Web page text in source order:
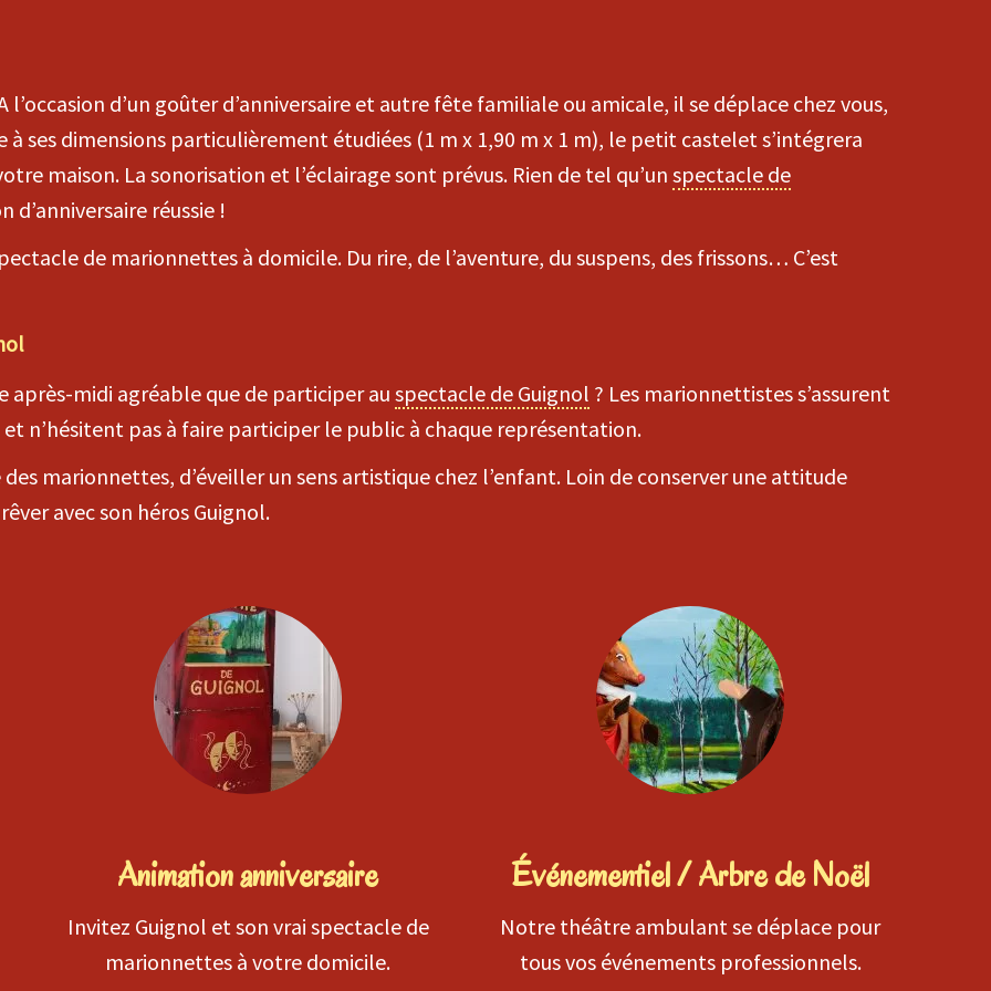
d’un goûter d’anniversaire et autre fête familiale ou amicale, il se déplace chez vous,
à ses dimensions particulièrement étudiées (1 m x 1,90 m x 1 m), le petit castelet s’intégrera
maison. La sonorisation et l’éclairage sont prévus. Rien de tel qu’unspectacle de
réussie !
de marionnettes à domicile. Du rire, de l’aventure, du suspens, des frissons… C’est
après-midi agréable que de participer au spectacle de Guignol ? Les marionnettistes s’assurent
n’hésitent pas à faire participer le public à chaque représentation.
marionnettes, d’éveiller un sens artistique chez l’enfant. Loin de conserver une attitude
avec son héros Guignol.
Animation anniversaire
Invitez Guignol et son vrai spectacle de
marionnettes à votre domicile.
Événementiel / Arbre de Noël
Notre théâtre ambulant se déplace pour
tous vos événements professionnels.